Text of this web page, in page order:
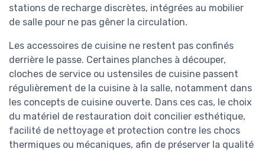
stations de recharge discrètes, intégrées au mobilier
de salle pour ne pas gêner la circulation.
Les accessoires de cuisine ne restent pas confinés
derrière le passe. Certaines planches à découper,
cloches de service ou ustensiles de cuisine passent
régulièrement de la cuisine à la salle, notamment dans
les concepts de cuisine ouverte. Dans ces cas, le choix
du matériel de restauration doit concilier esthétique,
facilité de nettoyage et protection contre les chocs
thermiques ou mécaniques, afin de préserver la qualité